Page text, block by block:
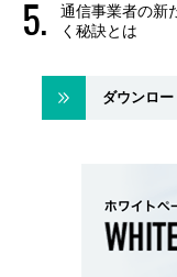
通信事業者の新
く秘訣とは
ダウンロ